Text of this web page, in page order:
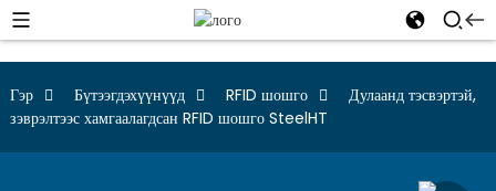
Гэр Бүтээгдэхүүнүүд RFID шошго
Дулаанд тэсвэртэй,
зэврэлтээс хамгаалагдсан RFID шошго SteelHT